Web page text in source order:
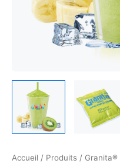
Accueil / Produits / Granita®